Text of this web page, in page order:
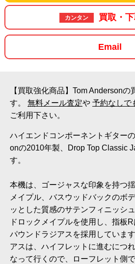
カンタン 買取・
Email
【買取強化商品】Tom Andersonの
す。 無料メール査定や 予約なしで
ご利用下さい。
ハイエンドコンポーネントギター
onの2010年製、Drop Top Classic
す。
本機は、ゴージャスな印象を持つ
メイプル、バスウッドバックのボ
ッとした質感のサテンフィニッシ
ドロックメイプルを使用し、指板
パウンドラジアスを採用していま
アスは、ハイフレットに進むにつ
なって行くので、ローフレット側